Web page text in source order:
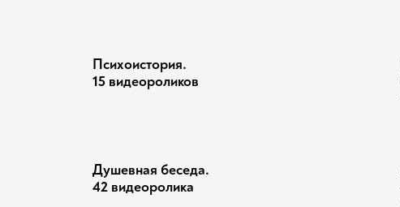
Психоистория.
15 видеороликов
Душевная беседа.
42 видеоролика